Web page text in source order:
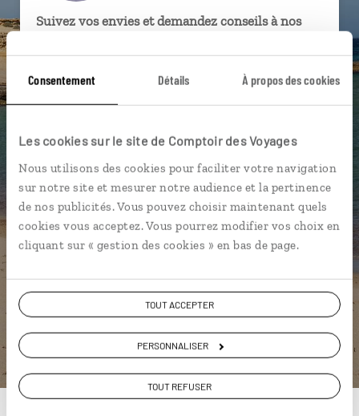
Consentement Détails À propos des cookies
Les cookies sur le site de Comptoir des Voyages
Nous utilisons des cookies pour faciliter votre navigation
sur notre site et mesurer notre audience et la pertinence
de nos publicités. Vous pouvez choisir maintenant quels
cookies vous acceptez. Vous pourrez modifier vos choix en
cliquant sur « gestion des cookies » en bas de page.
TOUT ACCEPTER
PERSONNALISER
TOUT REFUSER
Suivez vos envies et demandez conseils à nos
Ils sauront organiser votre itinéraire au plus
connectés en agence, mais aussi par email ou
téléphone.
Vous gardez le même interlocuteur avant,
pendant et après votre voyage.
DEMANDER UN DEVIS
ou
Construisez votre voyage avec un spécialiste Espagne
01 85 08 10 48